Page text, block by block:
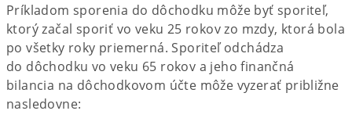
Príkladom sporenia do dôchodku môže byť sporiteľ,
ktorý začal sporiť vo veku 25 rokov zo mzdy, ktorá bola
po všetky roky priemerná. Sporiteľ odchádza
do dôchodku vo veku 65 rokov a jeho finančná
bilancia na dôchodkovom účte môže vyzerať približne
nasledovne: